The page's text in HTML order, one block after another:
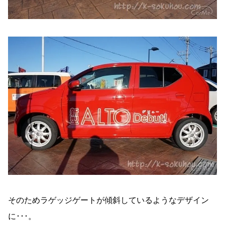
そのためラゲッジゲートが傾斜しているようなデザイン
に･･･。